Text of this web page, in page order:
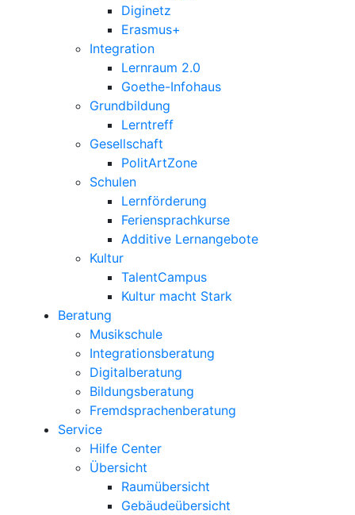
Diginetz
Erasmus+
Integration
Lernraum 2.0
Goethe-Infohaus
Grundbildung
Lerntreff
Gesellschaft
PolitArtZone
Schulen
Lernförderung
Feriensprachkurse
Additive Lernangebote
Kultur
TalentCampus
Kultur macht Stark
Beratung
Musikschule
Integrationsberatung
Digitalberatung
Bildungsberatung
Fremdsprachenberatung
Service
Hilfe Center
Übersicht
Raumübersicht
Gebäudeübersicht